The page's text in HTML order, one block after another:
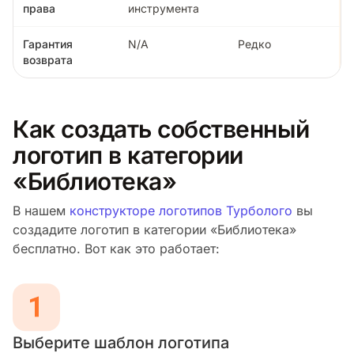
права
инструмента
Гарантия
возврата
N/A Редко
Как создать собственный
логотип в категории
«Библиотека»
В нашем конструкторе логотипов Турболого вы
создадите логотип в категории «Библиотека»
бесплатно. Вот как это работает:
Выберите шаблон логотипа